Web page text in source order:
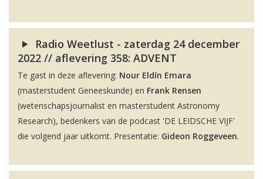
Radio Weetlust - zaterdag 24 december
2022 // aflevering 358: ADVENT
Te gast in deze aflevering: Nour Eldín Emara
(masterstudent Geneeskunde) en Frank Rensen
(wetenschapsjournalist en masterstudent Astronomy
Research), bedenkers van de podcast 'DE LEIDSCHE VIJF'
die volgend jaar uitkomt. Presentatie: Gideon Roggeveen.